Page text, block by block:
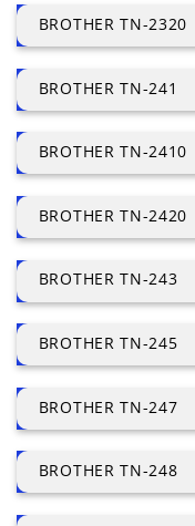
BROTHER TN-2320
BROTHER TN-241
BROTHER TN-2410
BROTHER TN-2420
BROTHER TN-243
BROTHER TN-245
BROTHER TN-247
BROTHER TN-248